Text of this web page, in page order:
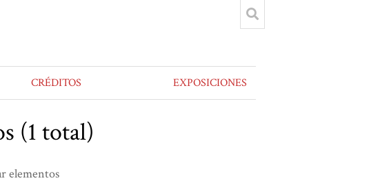
CRÉDITOS EXPOSICIONES
(1 total)
elementos